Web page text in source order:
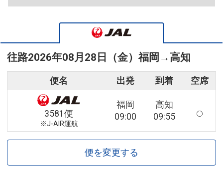
往路2026年08月28日（金）福岡 → 高知
便名 出発 到着 空席
3581便
※J-AIR運航
福岡
09:00
高知
09:55
便を変更する